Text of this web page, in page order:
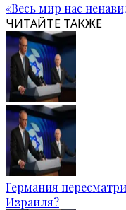
«Весь мир нас
ЧИТАЙТЕ ТАКЖЕ
Германия
Израиля?